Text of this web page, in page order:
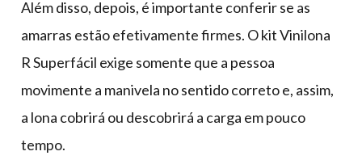
Além disso, depois, é importante conferir se as
amarras estão efetivamente firmes. O kit Vinilona
R Superfácil exige somente que a pessoa
movimente a manivela no sentido correto e, assim,
a lona cobrirá ou descobrirá a carga em pouco
tempo.